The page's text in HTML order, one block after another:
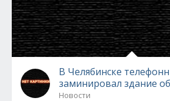
В Челябинске
заминировал здание
Новости